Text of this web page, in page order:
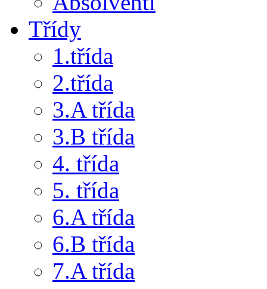
Třídy
1.třída
2.třída
3.A třída
3.B třída
4. třída
5. třída
6.A třída
6.B třída
7.A třída